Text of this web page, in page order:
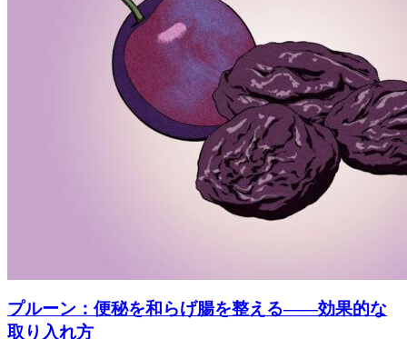
プルーン：便秘を和らげ腸を整える――効果的な
取り入れ方